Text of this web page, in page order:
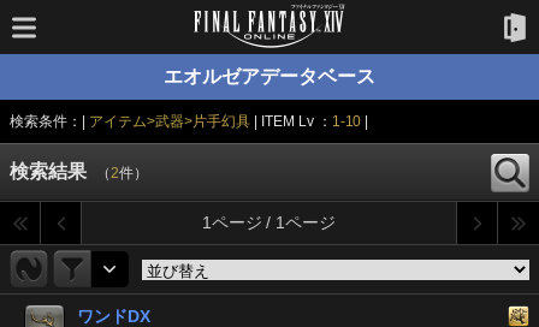
エオルゼアデータベース
検索条件：| アイテム>武器>片手幻具 | ITEM Lv ： 1-10
検索結果 （2件）
1ページ / 1ページ
ワンドDX